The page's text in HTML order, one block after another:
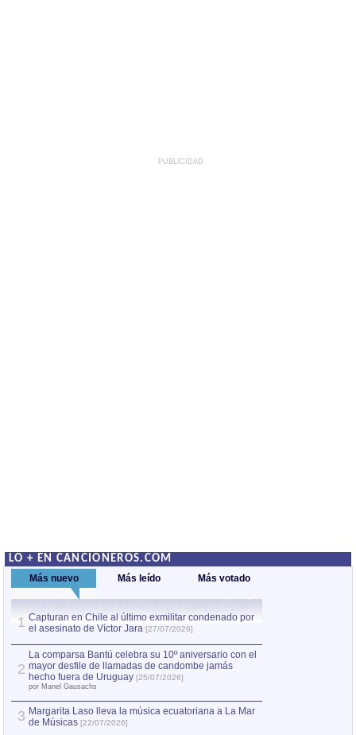
PUBLICIDAD
LO + EN CANCIONEROS.COM
Más nuevo Más leído Más votado
1 Capturan en Chile al último exmilitar condenado por
el asesinato de Víctor Jara [27/07/2026]
2
La comparsa Bantú celebra su 10º aniversario con el
mayor desfile de llamadas de candombe jamás
hecho fuera de Uruguay [25/07/2026]
por Manel Gausachs
3 Margarita Laso lleva la música ecuatoriana a La Mar
de Músicas [22/07/2026]